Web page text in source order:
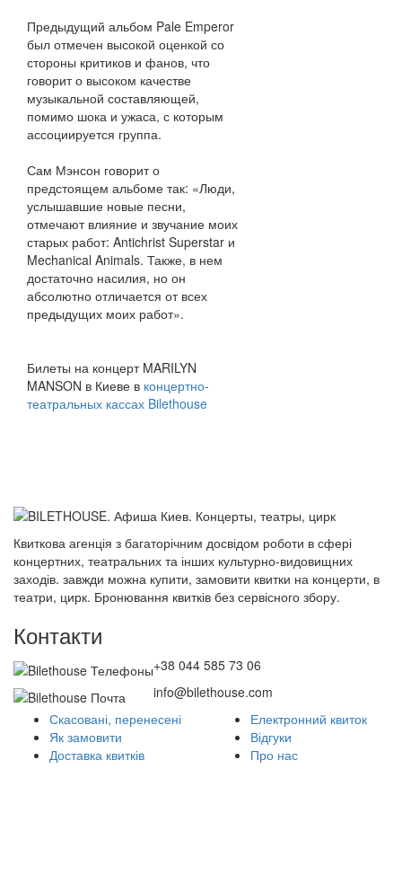
Предыдущий альбом Pale Emperor
был отмечен высокой оценкой со
стороны критиков и фанов, что
говорит о высоком качестве
музыкальной составляющей,
помимо шока и ужаса, с которым
ассоциируется группа.
Сам Мэнсон говорит о
предстоящем альбоме так: «Люди,
услышавшие новые песни,
отмечают влияние и звучание моих
старых работ: Antichrist Superstar и
Mechanical Animals. Также, в нем
достаточно насилия, но он
абсолютно отличается от всех
предыдущих моих работ».
Билеты на концерт MARILYN
MANSON в Киеве в концертно-
театральных кассах Bilethouse
Квиткова агенція з багаторічним досвідом роботи в сфері
концертних, театральних та інших культурно-видовищних
заходів. завжди можна купити, замовити квитки на концерти, в
театри, цирк. Бронювання квитків без сервісного збору.
Контакти
+38 044 585 73 06
info@bilethouse.com
Скасовані, перенесені
Як замовити
Доставка квитків
Електронний квиток
Відгуки
Про нас